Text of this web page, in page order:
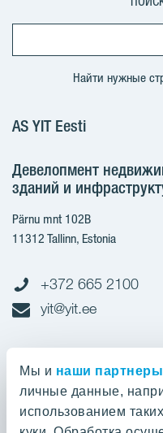
Мы и наши партнеры
личные данные,
использованием
Найти нужные
AS YIT Eesti
Девелопмент
зданий и
Pärnu mnt 102B
11312 Tallinn, Estonia
+372 665 2100
yit@yit.ee
Cчет-фактура
Регистрационный номер: